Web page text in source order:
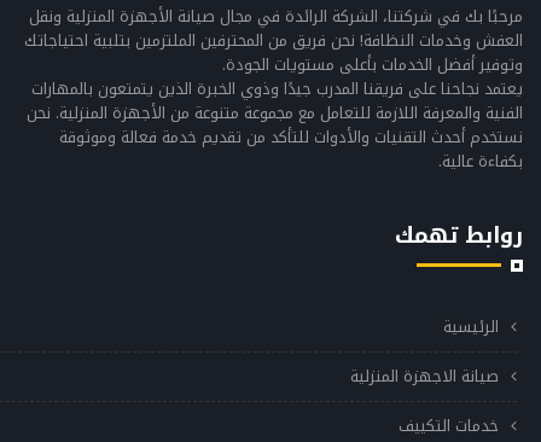
مرحبًا بك في شركتنا، الشركة الرائدة في مجال صيانة الأجهزة المنزلية ونقل
العفش وخدمات النظافة! نحن فريق من المحترفين الملتزمين بتلبية احتياجاتك
وتوفير أفضل الخدمات بأعلى مستويات الجودة.
يعتمد نجاحنا على فريقنا المدرب جيدًا وذوي الخبرة الذين يتمتعون بالمهارات
الفنية والمعرفة اللازمة للتعامل مع مجموعة متنوعة من الأجهزة المنزلية. نحن
نستخدم أحدث التقنيات والأدوات للتأكد من تقديم خدمة فعالة وموثوقة
بكفاءة عالية.
روابط تهمك
الرئيسية
صيانة الاجهزة المنزلية
خدمات التكييف